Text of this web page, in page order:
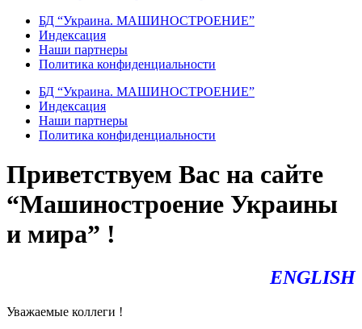
БД “Украина. МАШИНОСТРОЕНИЕ”
Индекcация
Наши партнеры
Политика конфиденциальности
БД “Украина. МАШИНОСТРОЕНИЕ”
Индекcация
Наши партнеры
Политика конфиденциальности
Приветствуем Вас на сайте
“Машиностроение Украины
и мира” !
ENGLISH
Уважаемые коллеги !